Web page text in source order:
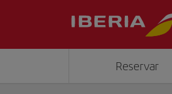
Reservar